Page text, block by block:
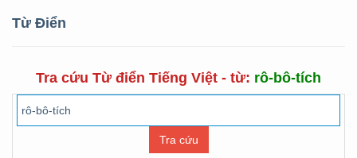
Từ Điển
Tra cứu Từ điển Tiếng Việt - từ: rô-bô-tích